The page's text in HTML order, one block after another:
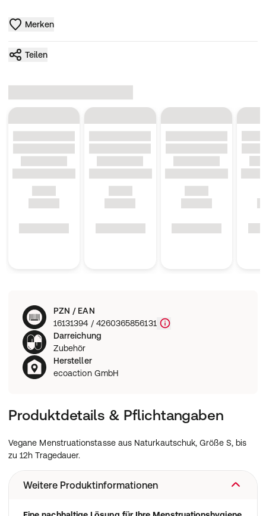
Merken
Teilen
PZN / EAN
16131394 / 4260365856131
Darreichung
Zubehör
Hersteller
ecoaction GmbH
Produktdetails & Pflichtangaben
Vegane Menstruationstasse aus Naturkautschuk, Größe S, bis
zu 12h Tragedauer.
Weitere Produktinformationen